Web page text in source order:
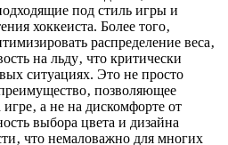
под стиль игры и
хоккеиста. Более того‚
распределение веса‚
на льду‚ что критически
ситуациях. Это не просто
позволяющее
а не на дискомфорте от
выбора цвета и дизайна
что немаловажно для многих